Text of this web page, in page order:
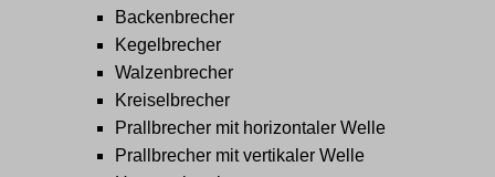
Backenbrecher
Kegelbrecher
Walzenbrecher
Kreiselbrecher
Prallbrecher mit horizontaler Welle
Prallbrecher mit vertikaler Welle